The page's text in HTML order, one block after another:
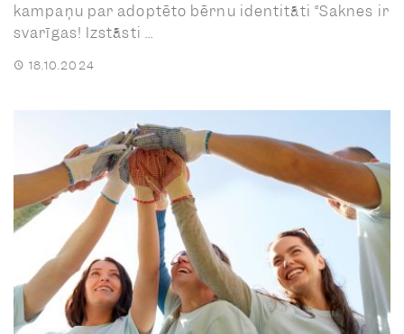
kampaņu par adoptēto bērnu identitāti “Saknes ir
svarīgas! Izstāsti ...
18.10.2024